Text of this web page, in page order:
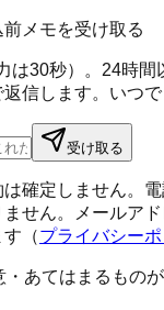
メモを受け取る
は30秒）。24時間
信します。いつで
受け取る
確定しません。
せん。メールア
（プライバシー
あてはまるもの